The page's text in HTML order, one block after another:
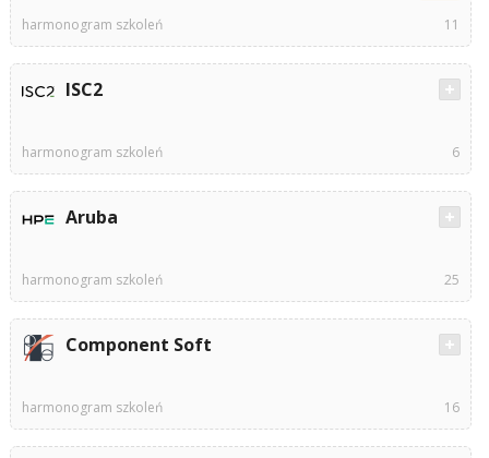
harmonogram szkoleń 11
ISC2
harmonogram szkoleń 6
Aruba
harmonogram szkoleń 25
Component Soft
harmonogram szkoleń 16